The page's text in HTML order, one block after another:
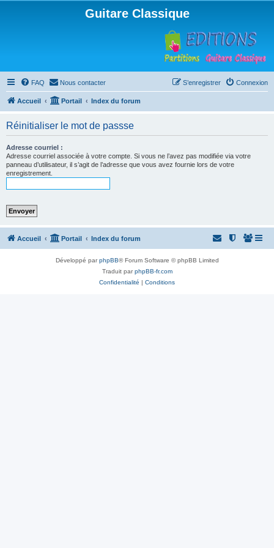
Guitare Classique
FAQ Nous contacter Connexion
S’enregistrer
Accueil Portail Index du forum
Réinitialiser le mot de passse
Adresse courriel :
Adresse courriel associée à votre compte. Si vous ne l’avez pas modifiée via votre
panneau d’utilisateur, il s’agit de l’adresse que vous avez fournie lors de votre
enregistrement.
Accueil Portail Index du forum
Développé parphpBB® Forum Software © phpBB Limited
Traduit parphpBB-fr.com
Confidentialité | Conditions